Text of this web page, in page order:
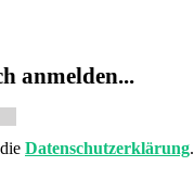
anmelden...
Datenschutzerklärung.